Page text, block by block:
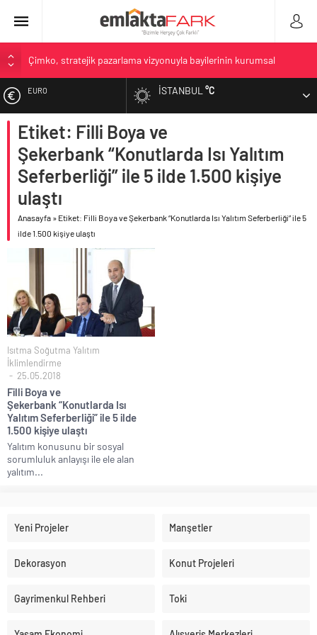
Çimko, stratejik pazarlama vizyonuyla bayilerinin kurumsal
Birleşik Arap Emirlikleri’nin ilk yüksek hızlı demiryolu projesine
Filli Boya geleceğin şehirlerine hem renk hem dayanım
kazandırıyor
Tosyalı’nın döngüsel üretim vizyonuyla geliştirilen cüruf bazlı
yüksek performanslı asfalt şimdi de Kocaeli yollarında
Geberit Info Showroom, yaklaşık 300 sektör profesyonelini
ağırladı
EURO
ALTIN
BIST
DOLAR
İSTANBUL°C
Etiket: Filli Boya ve
Şekerbank “Konutlarda Isı Yalıtım
Seferberliği” ile 5 ilde 1.500 kişiye
ulaştı
Anasayfa » Etiket: Filli Boya ve Şekerbank “Konutlarda Isı Yalıtım Seferberliği” ile 5
ilde 1.500 kişiye ulaştı
Isıtma Soğutma Yalıtım
İklimlendirme
25.05.2018
Filli Boya ve
Şekerbank “Konutlarda Isı
Yalıtım Seferberliği” ile 5 ilde
1.500 kişiye ulaştı
Yalıtım konusunu bir sosyal
sorumluluk anlayışı ile ele alan
yalıtım...
Yeni Projeler Manşetler
Dekorasyon Konut Projeleri
Gayrimenkul Rehberi Toki